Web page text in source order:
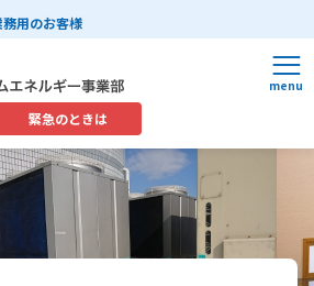
務用のお客様
緊急のときは